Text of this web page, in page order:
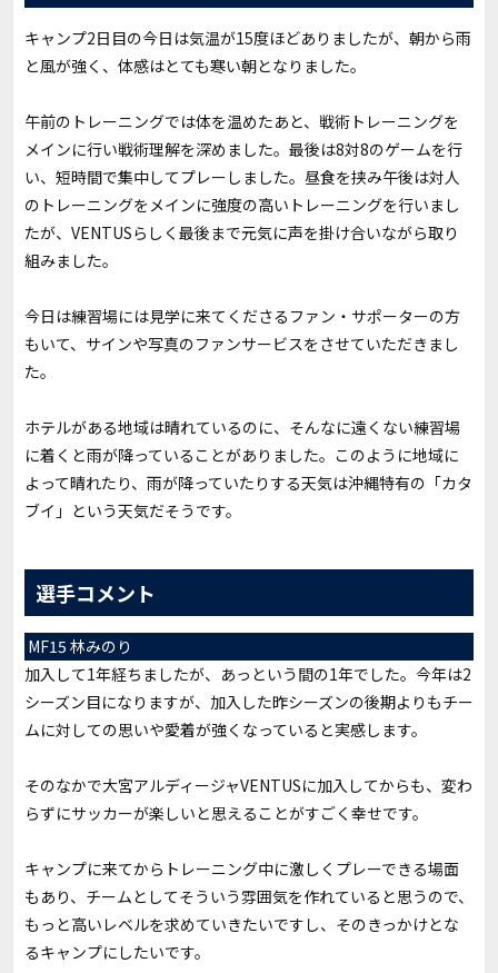
キャンプ2日目の今日は気温が15度ほどありましたが、朝から雨
と風が強く、体感はとても寒い朝となりました。
午前のトレーニングでは体を温めたあと、戦術トレーニングを
メインに行い戦術理解を深めました。最後は8対8のゲームを行
い、短時間で集中してプレーしました。昼食を挟み午後は対人
のトレーニングをメインに強度の高いトレーニングを行いまし
たが、VENTUSらしく最後まで元気に声を掛け合いながら取り
組みました。
今日は練習場には見学に来てくださるファン・サポーターの方
もいて、サインや写真のファンサービスをさせていただきまし
た。
ホテルがある地域は晴れているのに、そんなに遠くない練習場
に着くと雨が降っていることがありました。このように地域に
よって晴れたり、雨が降っていたりする天気は沖縄特有の「カタ
ブイ」という天気だそうです。
選手コメント
MF15 林みのり
加入して1年経ちましたが、あっという間の1年でした。今年は2
シーズン目になりますが、加入した昨シーズンの後期よりもチー
ムに対しての思いや愛着が強くなっていると実感します。
そのなかで大宮アルディージャVENTUSに加入してからも、変わ
らずにサッカーが楽しいと思えることがすごく幸せです。
キャンプに来てからトレーニング中に激しくプレーできる場面
もあり、チームとしてそういう雰囲気を作れていると思うので、
もっと高いレベルを求めていきたいですし、そのきっかけとな
るキャンプにしたいです。